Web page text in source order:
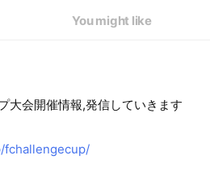
You might like
大会開催情報,発信していきます
fchallengecup/